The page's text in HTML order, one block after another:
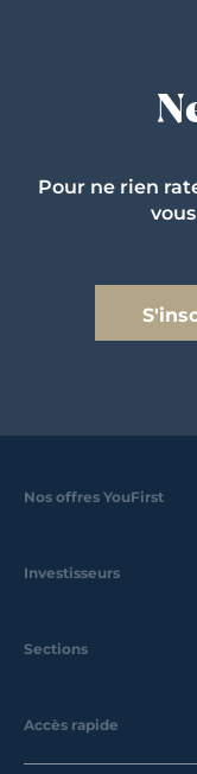
Pour ne rien
Nos offres YouFirst
Investisseurs
Sections
Accès rapide